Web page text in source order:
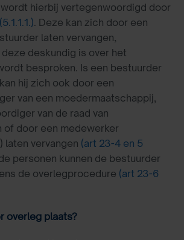
hierbij vertegenwoordigd door
(5.1.1.1.). Deze kan zich door een
laten vervangen,
deskundig is over het
besproken. Is een bestuurder
hij zich ook door een
van een moedermaatschappij,
van de raad van
of door een medewerker
laten vervangen (art 23-4 en 5
personen kunnen de bestuurder
de overlegprocedure (art 23-6
overleg plaats?